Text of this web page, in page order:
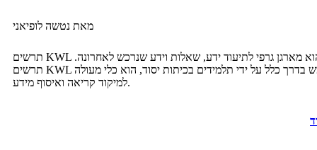
מאת נטשה לופיאני
תרשים KWL הוא מארגן גרפי לתיעוד ידע, שאלות וידע שנרכש לאחרונה.
תרשים KWL משמש בדרך כלל על ידי תלמידים בכיתות יסוד, הוא כלי מעולה
למיקוד קריאה ואיסוף מידע.